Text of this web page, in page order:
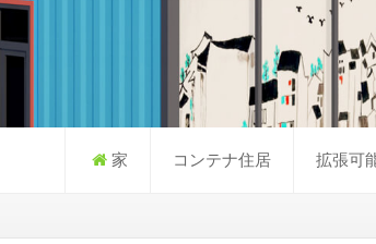
家 コンテナ住居 拡張可